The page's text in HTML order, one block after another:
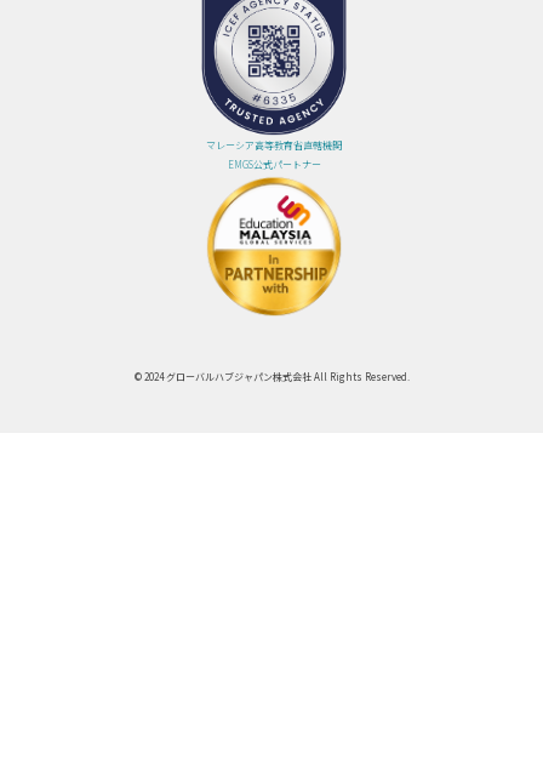
マレーシア高等教育省直轄機関
EMGS公式パートナー
© 2024 グローバルハブジャパン株式会社 All Rights Reserved.